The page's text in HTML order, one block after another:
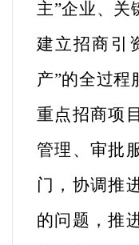
主”企业、关
建立招商引
产”的全过程
重点招商项
管理、审批
门，协调推
的问题，推